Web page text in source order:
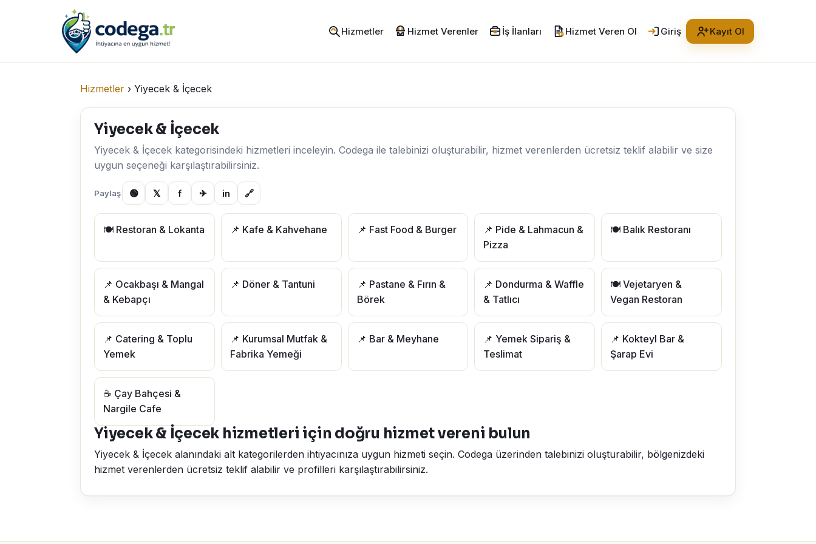
Hizmetler Hizmet Verenler İş İlanları Hizmet Veren Ol Giriş Kayıt Ol
Hizmetler › Yiyecek & İçecek
Yiyecek & İçecek
Yiyecek & İçecek kategorisindeki hizmetleri inceleyin. Codega ile talebinizi oluşturabilir, hizmet verenlerden ücretsiz teklif alabilir ve size
uygun seçeneği karşılaştırabilirsiniz.
Paylaş 🟢 𝕏 f ✈ in 🔗
🍽️ Restoran & Lokanta 📌 Kafe & Kahvehane 📌 Fast Food & Burger
📌 Pide & Lahmacun &
Pizza
🍽️ Balık Restoranı
📌 Ocakbaşı & Mangal
& Kebapçı
📌 Döner & Tantuni
📌 Pastane & Fırın &
Börek
📌 Dondurma & Waffle
& Tatlıcı
🍽️ Vejetaryen &
Vegan Restoran
📌 Catering & Toplu
Yemek
📌 Kurumsal Mutfak &
Fabrika Yemeği
📌 Bar & Meyhane
📌 Yemek Sipariş &
Teslimat
📌 Kokteyl Bar &
Şarap Evi
☕ Çay Bahçesi &
Nargile Cafe
Yiyecek & İçecek hizmetleri için doğru hizmet vereni bulun
Yiyecek & İçecek alanındaki alt kategorilerden ihtiyacınıza uygun hizmeti seçin. Codega üzerinden talebinizi oluşturabilir, bölgenizdeki
hizmet verenlerden ücretsiz teklif alabilir ve profilleri karşılaştırabilirsiniz.